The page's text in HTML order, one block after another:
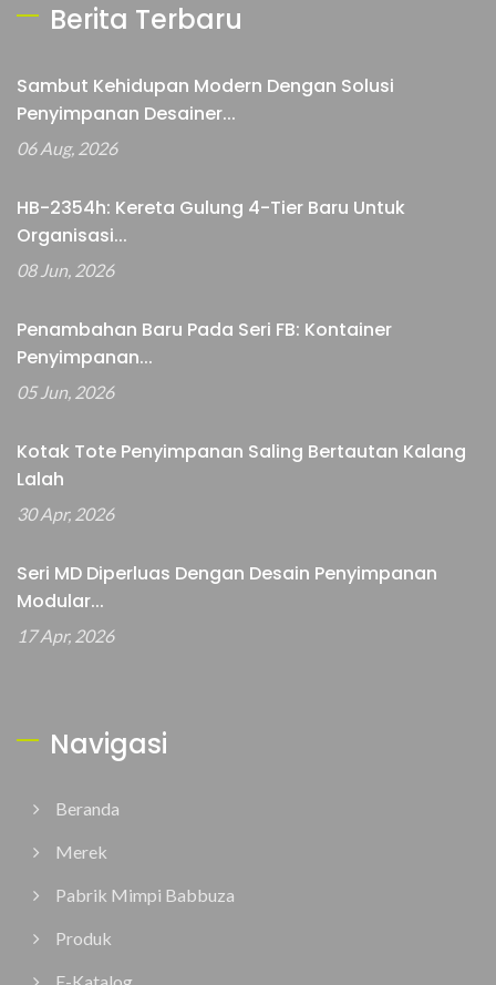
Berita Terbaru
Sambut Kehidupan Modern Dengan Solusi
Penyimpanan Desainer...
06 Aug, 2026
HB-2354h: Kereta Gulung 4-Tier Baru Untuk
Organisasi...
08 Jun, 2026
Penambahan Baru Pada Seri FB: Kontainer
Penyimpanan...
05 Jun, 2026
Kotak Tote Penyimpanan Saling Bertautan Kalang
Lalah
30 Apr, 2026
Seri MD Diperluas Dengan Desain Penyimpanan
Modular...
17 Apr, 2026
Navigasi
Beranda
Merek
Pabrik Mimpi Babbuza
Produk